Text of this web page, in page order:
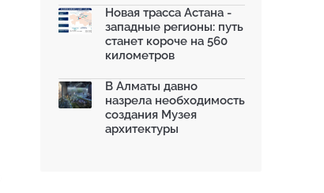
Таразе станет экопарком...
22.06.2026Новая трасса Астана -
западные регионы: путь
станет короче на 560
километров
В Алматы давно
назрела необходимость
создания Музея
архитектуры